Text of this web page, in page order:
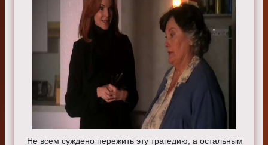
Не всем суждено пережить эту трагедию, а остальным